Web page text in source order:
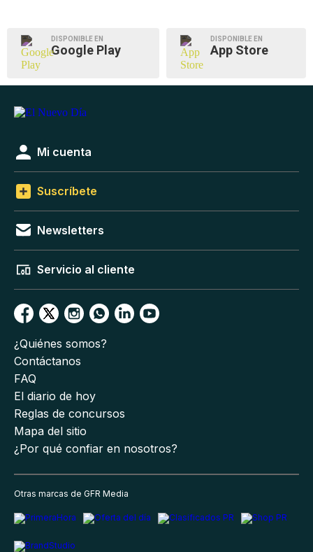
DISPONIBLE EN
Google Play
DISPONIBLE EN
App Store
Mi cuenta
Suscríbete
Newsletters
Servicio al cliente
¿Quiénes somos?
Contáctanos
FAQ
El diario de hoy
Reglas de concursos
Mapa del sitio
¿Por qué confiar en nosotros?
Otras marcas de GFR Media